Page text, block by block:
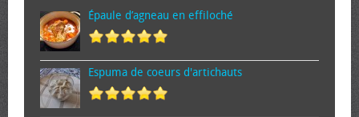
Épaule d’agneau en effiloché
Espuma de cœurs d'artichauts